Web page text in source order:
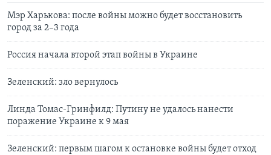
Мэр Харькова: после войны можно будет восстановить
город за 2–3 года
Россия начала второй этап войны в Украине
Зеленский: зло вернулось
Линда Томас-Гринфилд: Путину не удалось нанести
поражение Украине к 9 мая
Зеленский: первым шагом к остановке войны будет отход